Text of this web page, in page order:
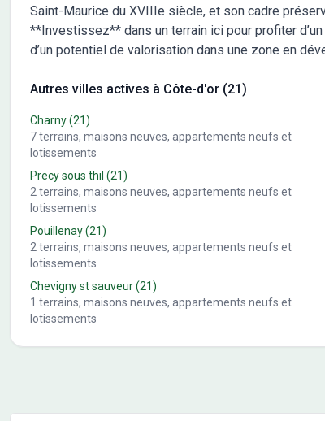
Saint-Maurice du XVIIIe siècle, et son cadre
**Investissez** dans un terrain ici pour profiter
d’un potentiel de valorisation dans une zone en
Autres villes actives à Côte-d'or (21)
Charny(21)
7terrains, maisons neuves, appartements neufs et
lotissements
Precy sous thil (21)
2 terrains, maisons neuves, appartements neufs et
lotissements
Pouillenay(21)
2 terrains, maisons neuves, appartements neufs et
lotissements
Chevigny st sauveur(21)
1 terrains, maisons neuves, appartements neufs et
lotissements